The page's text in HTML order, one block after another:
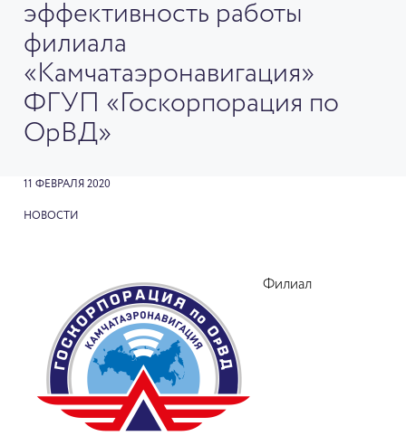
эффективность работы
филиала
«Камчатаэронавигация»
ФГУП «Госкорпорация по
ОрВД»
11 ФЕВРАЛЯ 2020
НОВОСТИ
Филиал